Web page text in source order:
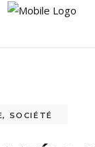
, SOCIÉTÉ